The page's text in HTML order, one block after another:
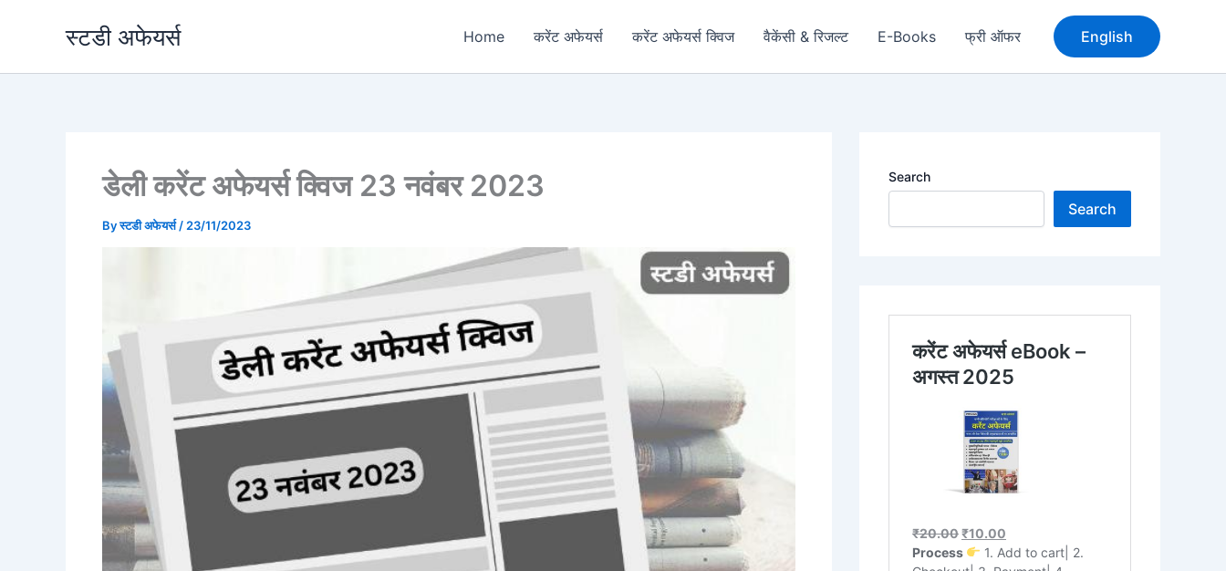
स्टडी अफेयर्स Home करेंट अफेयर्स करेंट अफेयर्स क्विज वैकेंसी & रिजल्ट E-Books फ्री ऑफर English
डेली करेंट अफेयर्स क्विज 23 नवंबर 2023
Byस्टडी अफेयर्स/ 23/11/2023
Search
Search